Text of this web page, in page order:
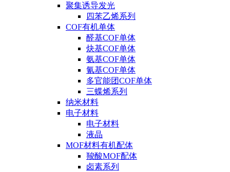
聚集诱导发光
四苯乙烯系列
COF有机单体
醛基COF单体
炔基COF单体
氨基COF单体
氰基COF单体
多官能团COF单体
三蝶烯系列
纳米材料
电子材料
电子材料
液晶
MOF材料有机配体
羧酸MOF配体
卤素系列